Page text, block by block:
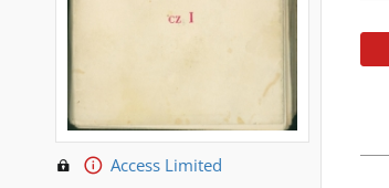
Access Limited